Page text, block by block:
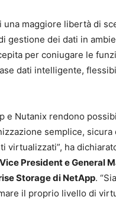
maggiore libertà di
gestione dei dati in
per coniugare le
dati intelligente,
e Nutanix rendono
semplice, sicura
virtualizzati”, ha
President e General
Storage di NetApp.
il proprio livello di